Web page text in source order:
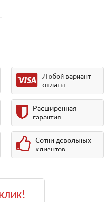
Любой вариант
оплаты
Расширенная
гарантия
Сотни довольных
клиентов